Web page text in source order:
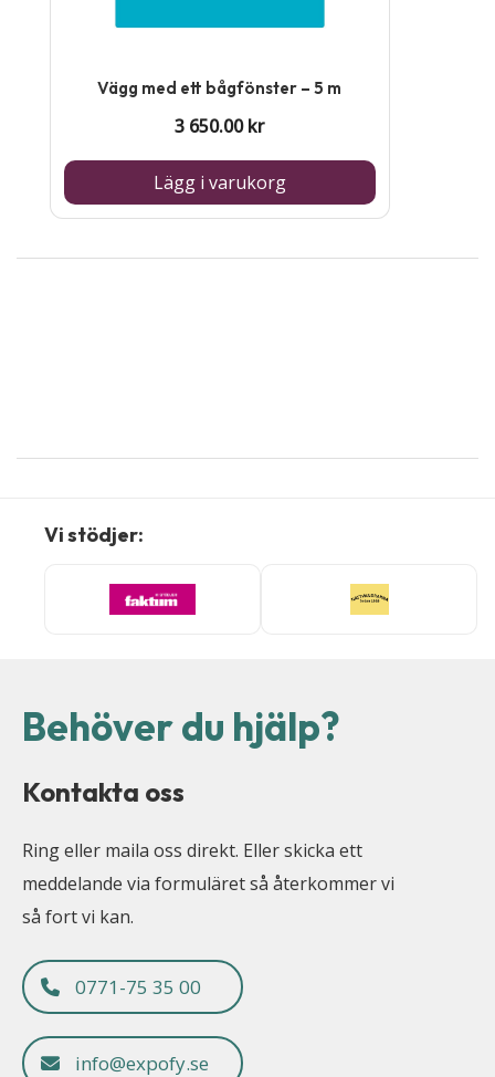
Vägg med ett bågfönster – 5 m
3 650.00kr
Lägg i varukorg
Vi stödjer:
Behöver du hjälp?
Kontakta oss
Ring eller maila oss direkt. Eller skicka ett
meddelande via formuläret så återkommer vi
så fort vi kan.
0771-75 35 00
info@expofy.se